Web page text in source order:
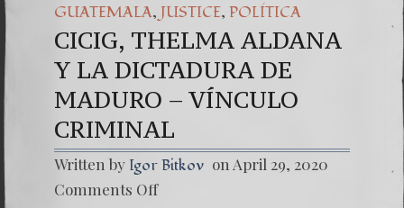
GUATEMALA, JUSTICE, POLÍTICA
CICIG, THELMA ALDANA
Y LA DICTADURA DE
MADURO – VÍNCULO
CRIMINAL
Written by Igor Bitkov on April 29, 2020
Comments Off